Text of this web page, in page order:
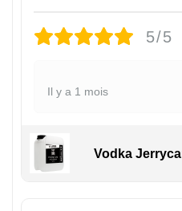
5/5
Il y a 1 mois
Vodka